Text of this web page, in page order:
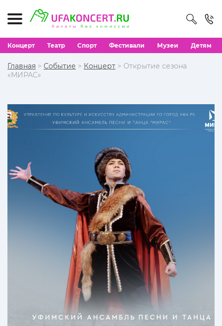
Концерт Театр Спорт Фестивали Музеи Детям
Главная > Событие > Концерт > Открытие сезона
«МИРАС»